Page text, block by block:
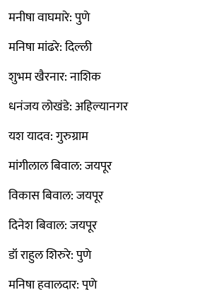
मनीषा वाघमारे: पुणे
मनिषा मांढरे: दिल्ली
शुभम खैरनार: नाशिक
धनंजय लोखंडे: अहिल्यानगर
यश यादव: गुरुग्राम
मांगीलाल बिवाल: जयपूर
विकास बिवाल: जयपूर
दिनेश बिवाल: जयपूर
डॉ राहुल शिरुरे: पुणे
मनिषा हवालदार: पुणे